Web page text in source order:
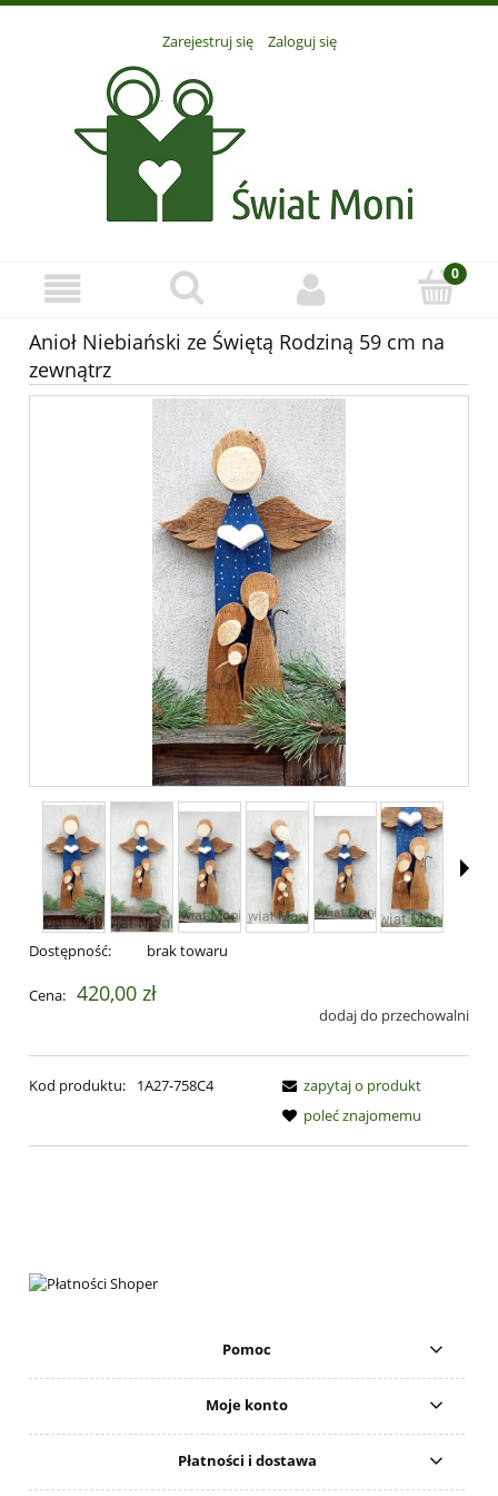
Zarejestruj się Zaloguj się
Anioł Niebiański ze Świętą Rodziną 59 cm na
zewnątrz
Dostępność: brak towaru
Cena: 420,00 zł
dodaj do przechowalni
Kod produktu: 1A27-758C4
zapytaj o produkt
poleć znajomemu
Pomoc
Moje konto
Płatności i dostawa